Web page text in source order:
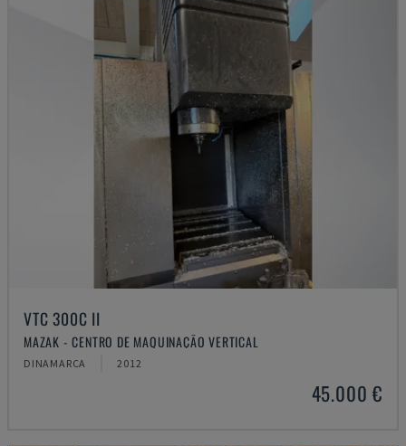
VTC 300C II
MAZAK - CENTRO DE MAQUINAÇÃO VERTICAL
DINAMARCA 2012
45.000 €